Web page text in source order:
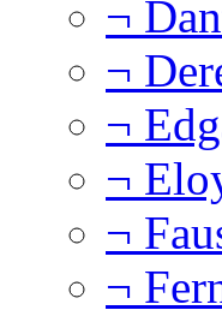
¬
¬
¬
¬
¬
¬